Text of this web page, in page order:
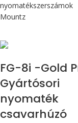
nyomatékszerszámok
Mountz
FG-8i -Gold
Gyártósori
nyomaték
csavarhúzó